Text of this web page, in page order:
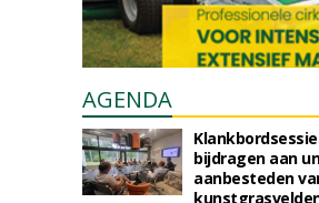
AGENDA
bijdragen aan
aanbesteden